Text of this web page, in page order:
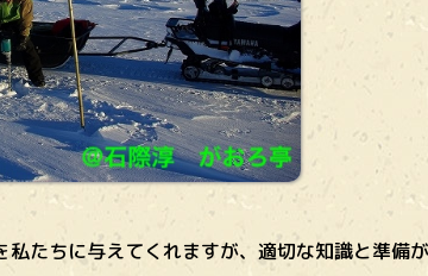
たちに与えてくれますが、適切な知識と準備